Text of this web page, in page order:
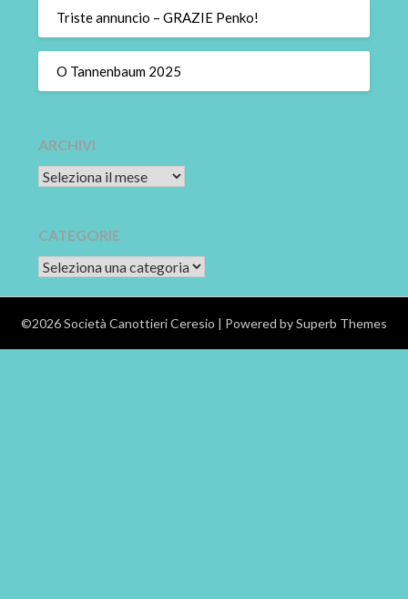
Triste annuncio – GRAZIE Penko!
O Tannenbaum 2025
ARCHIVI
Archivi
CATEGORIE
CATEGORIE
©2026 Società Canottieri Ceresio | Powered bySuperb Themes